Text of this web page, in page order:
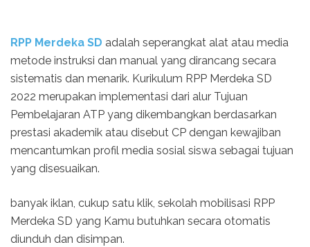
RPP Merdeka SD adalah seperangkat alat atau media
metode instruksi dan manual yang dirancang secara
sistematis dan menarik. Kurikulum RPP Merdeka SD
2022 merupakan implementasi dari alur Tujuan
Pembelajaran ATP yang dikembangkan berdasarkan
prestasi akademik atau disebut CP dengan kewajiban
mencantumkan profil media sosial siswa sebagai tujuan
yang disesuaikan.
banyak iklan, cukup satu klik, sekolah mobilisasi RPP
Merdeka SD yang Kamu butuhkan secara otomatis
diunduh dan disimpan.